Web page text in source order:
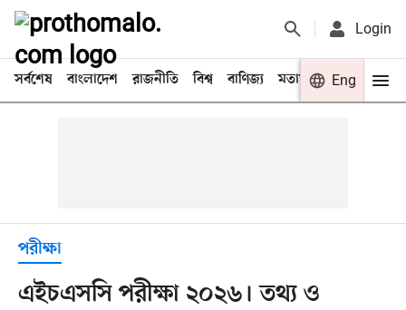
Login
সর্বশেষ বাংলাদেশ রাজনীতি বিশ্ব বাণিজ্য মতামত খেলা
Eng
পরীক্ষা
এইচএসসি পরীক্ষা ২০২৬। তথ্য ও